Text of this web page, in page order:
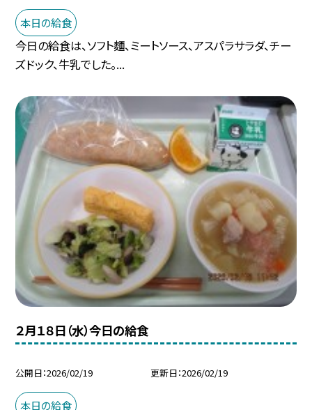
本日の給食
今日の給食は、ソフト麵、ミートソース、アスパラサラダ、チー
ズドック、牛乳でした。...
２月１８日（水）今日の給食
公開日 2026/02/19 更新日 2026/02/19
本日の給食